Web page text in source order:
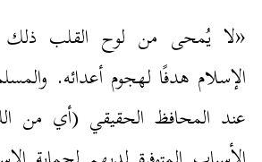
«لا يُمحى من لوح القلب ذلك
الإسلام هدفًا لهجوم أعدائه.
عند المحافظ الحقيقي (أي من